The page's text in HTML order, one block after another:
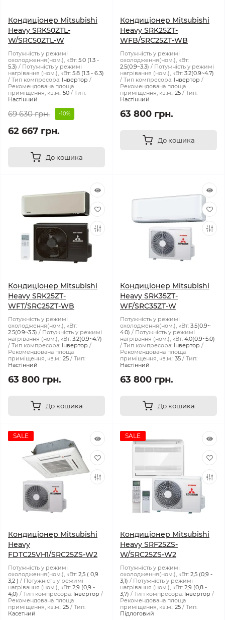
Кондиціонер Mitsubishi
Heavy SRK50ZTL-
W/SRC50ZTL-W
Потужність у режимі
охолодження(ном.), кВт: 5.0 (1.3 -
5.3)
Потужність у режимі
нагрівання (ном.), кВт: 5.8 (1.3 - 6.3)
Тип компресора: Інвертор
Рекомендована площа
приміщення, кв.м.: 50
Тип:
Настінний
69 630 грн. -10%
62 667 грн.
До кошика
Кондиціонер Mitsubishi
Heavy SRK25ZT-
WFB/SRC25ZT-WB
Потужність у режимі
охолодження(ном.), кВт:
2.5(0.9~3.3)
Потужність у режимі
нагрівання (ном.), кВт: 3.2(0.9~4.7)
Тип компресора: Інвертор
Рекомендована площа
приміщення, кв.м.: 25
Тип:
Настінний
63 800 грн.
До кошика
Кондиціонер Mitsubishi
Heavy SRK25ZT-
WFT/SRC25ZT-WB
Потужність у режимі
охолодження(ном.), кВт:
2.5(0.9~3.3)
Потужність у режимі
нагрівання (ном.), кВт: 3.2(0.9~4.7)
Тип компресора: Інвертор
Рекомендована площа
приміщення, кв.м.: 25
Тип:
Настінний
63 800 грн.
До кошика
Кондиціонер Mitsubishi
Heavy SRK35ZT-
WF/SRC35ZT-W
Потужність у режимі
охолодження(ном.), кВт: 3.5(0.9~
4.0)
Потужність у режимі
нагрівання (ном.), кВт: 4.0(0.9~5.0)
Тип компресора: Інвертор
Рекомендована площа
приміщення, кв.м.: 35
Тип:
Настінний
63 800 грн.
До кошика
SALE
Кондиціонер Mitsubishi
Heavy
FDTC25VH1/SRC25ZS-W2
Потужність у режимі
охолодження(ном.), кВт: 2,5 ( 0,9
3,2 )
Потужність у режимі
нагрівання (ном.), кВт: 2,9 (0,9 -
4,0)
Тип компресора: Інвертор
Рекомендована площа
приміщення, кв.м.: 25
Тип:
Касетний
SALE
Кондиціонер Mitsubishi
Heavy SRF25ZS-
W/SRC25ZS-W2
Потужність у режимі
охолодження(ном.), кВт: 2,5 (0,9 -
3,1)
Потужність у режимі
нагрівання (ном.), кВт: 2,9 (0,8 -
3,7)
Тип компресора: Інвертор
Рекомендована площа
приміщення, кв.м.: 25
Тип:
Підлоговий